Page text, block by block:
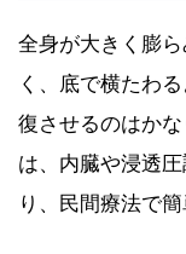
全身が大きく膨
く、底で横たわ
復させるのはか
は、内臓や浸透
り、民間療法で